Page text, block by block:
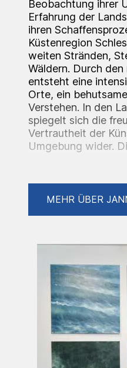
Beobachtung ihrer
Erfahrung der
ihren
Küstenregion
weiten Stränden,
Wäldern. Durch
entsteht eine
Orte, ein
Verstehen. In den
spiegelt sich die
Vertrautheit der
Umgebung wider.
Licht spielt dabei
Bilder leuchten aus
Einzelausstellungen
2025 Ein Gefühl
2024 Verbunden
Frahm-Haus, Laboe
MEHR ÜBER